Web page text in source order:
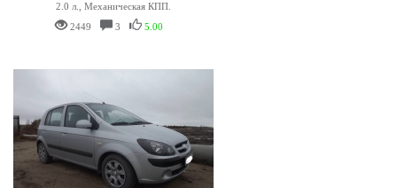
2.0 л., Механическая КПП.
2449
3 5.00